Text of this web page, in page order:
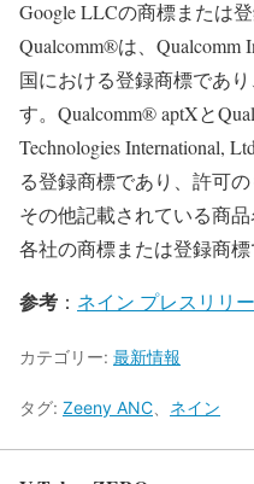
Google LLCの商標または登
Qualcomm®は、Qualcomm
国における登録商標であ
す。Qualcomm® aptXと
Technologies International,
る登録商標であり、許可
その他記載されている商
各社の商標または登録商標
参考 ： ネイン プレスリリ
カテゴリー: 最新情報
タグ: Zeeny ANC ネイン